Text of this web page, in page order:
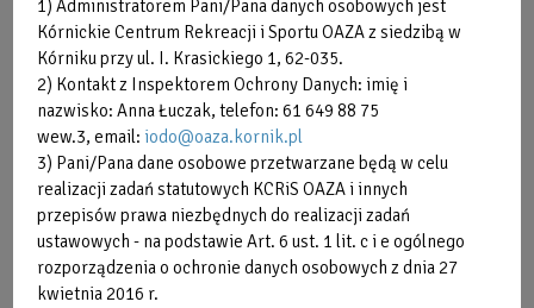
1) Administratorem Pani/Pana danych osobowych jest
Kórnickie Centrum Rekreacji i Sportu OAZA z siedzibą w
Kórniku przy ul. I. Krasickiego 1, 62-035.
2) Kontakt z Inspektorem Ochrony Danych: imię i
nazwisko: Anna Łuczak, telefon: 61 649 88 75
wew.3, email: iodo@oaza.kornik.pl
3) Pani/Pana dane osobowe przetwarzane będą w celu
realizacji zadań statutowych KCRiS OAZA i innych
przepisów prawa niezbędnych do realizacji zadań
ustawowych - na podstawie Art. 6 ust. 1 lit. c i e ogólnego
rozporządzenia o ochronie danych osobowych z dnia 27
kwietnia 2016 r.